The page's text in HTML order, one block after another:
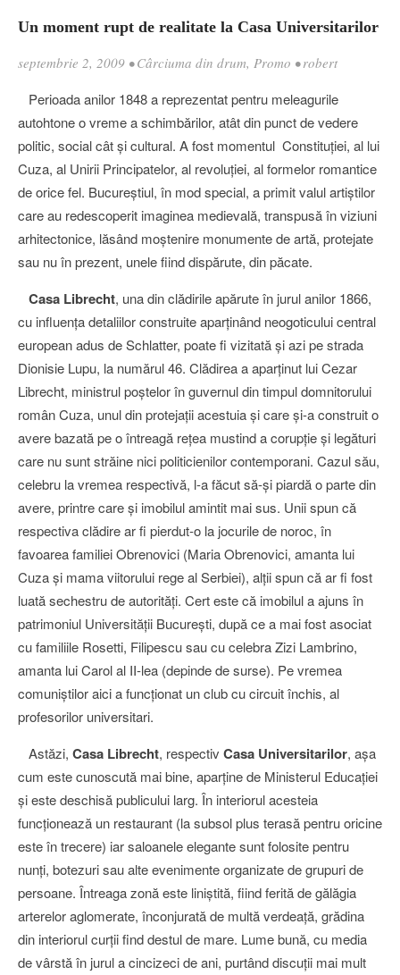
Un moment rupt de realitate la Casa Universitarilor
septembrie 2, 2009 •Cârciuma din drum, Promo •robert
Perioada anilor 1848 a reprezentat pentru meleagurile
autohtone o vreme a schimbărilor, atât din punct de vedere
politic, social cât şi cultural. A fost momentul Constituţiei, al lui
Cuza, al Unirii Principatelor, al revoluţiei, al formelor romantice
de orice fel. Bucureştiul, în mod special, a primit valul artiştilor
care au redescoperit imaginea medievală, transpusă în viziuni
arhitectonice, lăsând moştenire monumente de artă, protejate
sau nu în prezent, unele fiind dispărute, din păcate.
Casa Librecht, una din clădirile apărute în jurul anilor 1866,
cu influenţa detaliilor construite aparţinând neogoticului central
european adus de Schlatter, poate fi vizitată şi azi pe strada
Dionisie Lupu, la numărul 46. Clădirea a aparţinut lui Cezar
Librecht, ministrul poştelor în guvernul din timpul domnitorului
român Cuza, unul din protejaţii acestuia şi care şi-a construit o
avere bazată pe o întreagă reţea mustind a corupţie şi legături
care nu sunt străine nici politicienilor contemporani. Cazul său,
celebru la vremea respectivă, l-a făcut să-şi piardă o parte din
avere, printre care şi imobilul amintit mai sus. Unii spun că
respectiva clădire ar fi pierdut-o la jocurile de noroc, în
favoarea familiei Obrenovici (Maria Obrenovici, amanta lui
Cuza şi mama viitorului rege al Serbiei), alţii spun că ar fi fost
luată sechestru de autorităţi. Cert este că imobilul a ajuns în
patrimoniul Universităţii Bucureşti, după ce a mai fost asociat
cu familiile Rosetti, Filipescu sau cu celebra Zizi Lambrino,
amanta lui Carol al II-lea (depinde de surse). Pe vremea
comuniştilor aici a funcţionat un club cu circuit închis, al
profesorilor universitari.
Astăzi, Casa Librecht, respectiv Casa Universitarilor, aşa
cum este cunoscută mai bine, aparţine de Ministerul Educaţiei
şi este deschisă publicului larg. În interiorul acesteia
funcţionează un restaurant (la subsol plus terasă pentru oricine
este în trecere) iar saloanele elegante sunt folosite pentru
nunţi, botezuri sau alte evenimente organizate de grupuri de
persoane. Întreaga zonă este liniştită, fiind ferită de gălăgia
arterelor aglomerate, înconjurată de multă verdeaţă, grădina
din interiorul curţii find destul de mare. Lume bună, cu media
de vârstă în jurul a cincizeci de ani, purtând discuţii mai mult